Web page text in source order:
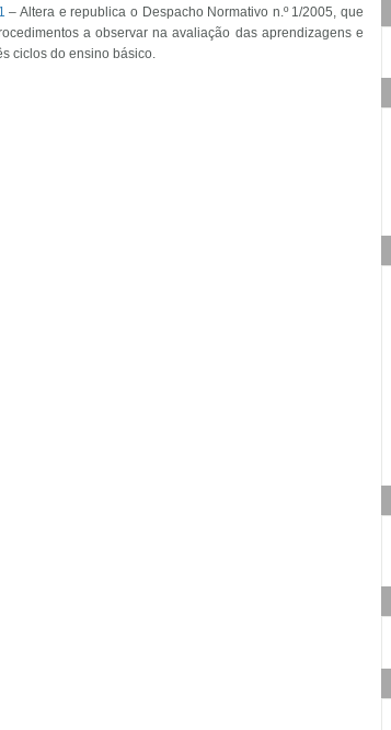
– Altera e republica o Despacho Normativo n.º 1/2005, que
a observar na avaliação das aprendizagens e
ciclos do ensino básico.